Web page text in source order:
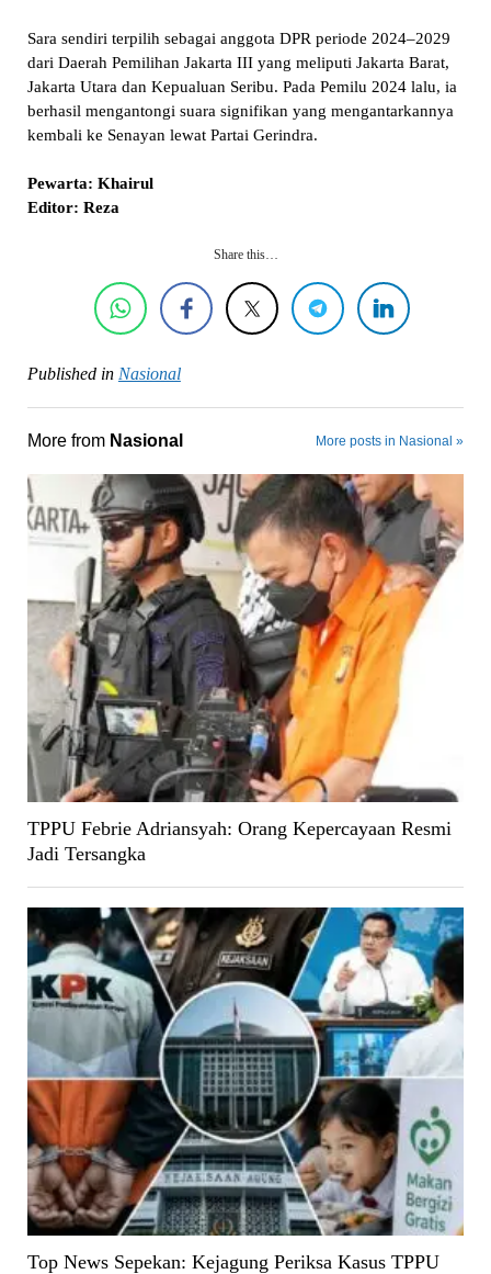
Sara sendiri terpilih sebagai anggota DPR periode 2024–2029
dari Daerah Pemilihan Jakarta III yang meliputi Jakarta Barat,
Jakarta Utara dan Kepualuan Seribu. Pada Pemilu 2024 lalu, ia
berhasil mengantongi suara signifikan yang mengantarkannya
kembali ke Senayan lewat Partai Gerindra.
Pewarta: Khairul
Editor: Reza
Share this…
Published in Nasional
More from Nasional More posts in Nasional »
TPPU Febrie Adriansyah: Orang Kepercayaan Resmi
Jadi Tersangka
Top News Sepekan: Kejagung Periksa Kasus TPPU